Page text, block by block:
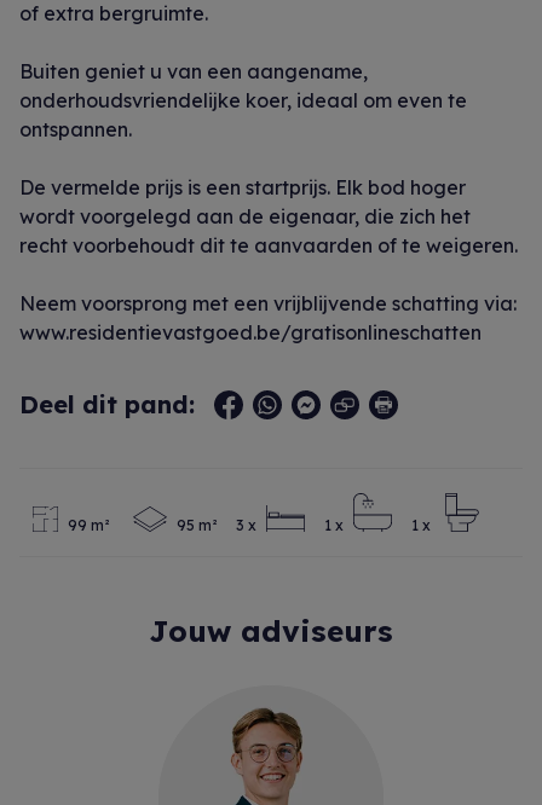
of extra bergruimte.
Buiten geniet u van een aangename,
onderhoudsvriendelijke koer, ideaal om even te
ontspannen.
De vermelde prijs is een startprijs. Elk bod hoger
wordt voorgelegd aan de eigenaar, die zich het
recht voorbehoudt dit te aanvaarden of te weigeren.
Neem voorsprong met een vrijblijvende schatting via:
www.residentievastgoed.be/gratisonlineschatten
Deel dit pand:
99 m² 95 m² 3 x 1 x 1 x
Jouw adviseurs